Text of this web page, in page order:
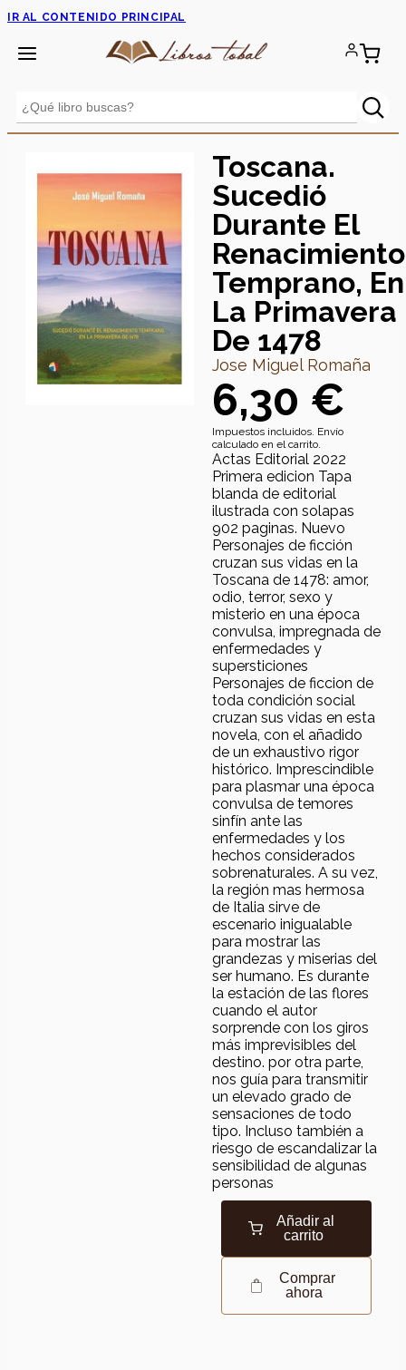
IR AL CONTENIDO PRINCIPAL
Toscana.
Sucedió
Durante El
Renacimiento
Temprano, En
La Primavera
De 1478
Jose Miguel Romaña
6,30 €
Impuestos incluidos. Envío
calculado en el carrito.
Actas Editorial 2022
Primera edicion Tapa
blanda de editorial
ilustrada con solapas
902 paginas. Nuevo
Personajes de ficción
cruzan sus vidas en la
Toscana de 1478: amor,
odio, terror, sexo y
misterio en una época
convulsa, impregnada de
enfermedades y
supersticiones
Personajes de ficcion de
toda condición social
cruzan sus vidas en esta
novela, con el añadido
de un exhaustivo rigor
histórico. Imprescindible
para plasmar una época
convulsa de temores
sinfín ante las
enfermedades y los
hechos considerados
sobrenaturales. A su vez,
la región mas hermosa
de Italia sirve de
escenario inigualable
para mostrar las
grandezas y miserias del
ser humano. Es durante
la estación de las flores
cuando el autor
sorprende con los giros
más imprevisibles del
destino. por otra parte,
nos guía para transmitir
un elevado grado de
sensaciones de todo
tipo. Incluso también a
riesgo de escandalizar la
sensibilidad de algunas
personas
Añadir al
carrito
Comprar
ahora